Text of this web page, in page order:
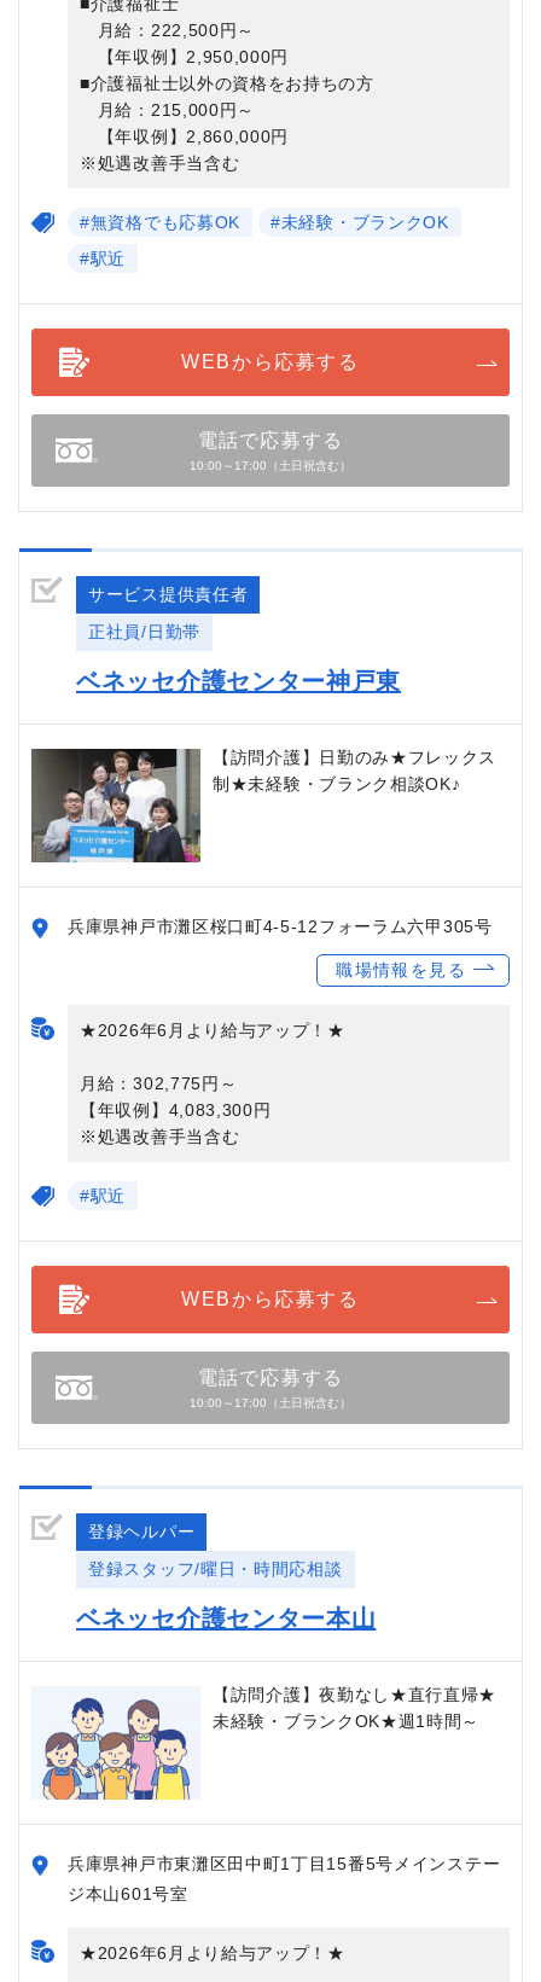
月給：222,500円～
【年収例】2,950,000円
■介護福祉士以外の資格をお持ちの方
月給：215,000円～
【年収例】2,860,000円
※処遇改善手当含む
#無資格でも応募OK
#未経験・ブランクOK
#駅近
WEBから応募する
電話で応募する
10:00～17:00（土日祝含む）
サービス提供責任者
正社員/日勤帯
ベネッセ介護センター神戸東
【訪問介護】日勤のみ★フレックス
制★未経験・ブランク相談OK♪
兵庫県神戸市灘区桜口町4-5-12フォーラム六甲305号
職場情報を見る
★2026年6月より給与アップ！★
月給：302,775円～
【年収例】4,083,300円
※処遇改善手当含む
#駅近
WEBから応募する
電話で応募する
10:00～17:00（土日祝含む）
登録ヘルパー
登録スタッフ/曜日・時間応相談
ベネッセ介護センター本山
【訪問介護】夜勤なし★直行直帰★
未経験・ブランクOK★週1時間～
兵庫県神戸市東灘区田中町1丁目15番5号メインステー
ジ本山601号室
★2026年6月より給与アップ！★